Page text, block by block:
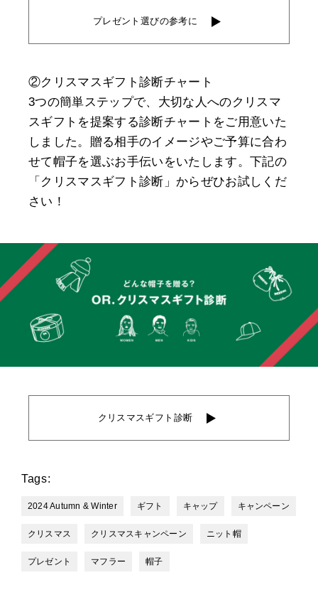
プレゼント選びの参考に
②クリスマスギフト診断チャート
3つの簡単ステップで、大切な人へのクリスマ
スギフトを提案する診断チャートをご用意いた
しました。贈る相手のイメージやご予算に合わ
せて帽子を選ぶお手伝いをいたします。下記の
「クリスマスギフト診断」からぜひお試しくだ
さい！
クリスマスギフト診断
Tags:
2024 Autumn & Winter ギフト キャップ キャンペーン
クリスマス クリスマスキャンペーン ニット帽
プレゼント マフラー 帽子